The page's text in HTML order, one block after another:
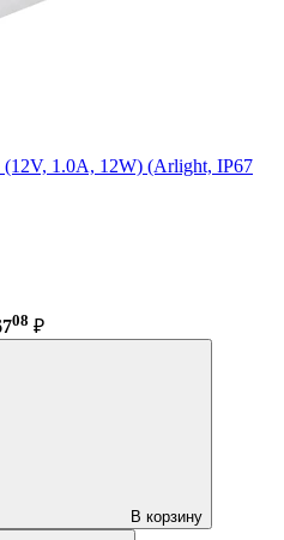
1.0A, 12W) (Arlight, IP67
08 ₽
В корзину